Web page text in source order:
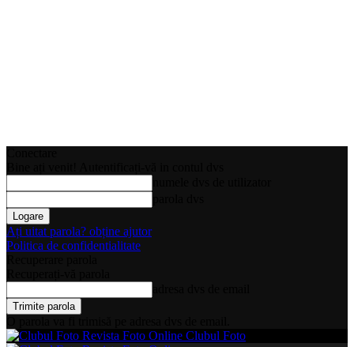
Ați uitat parola? obține ajutor
Politica de confidentialitate
Clubul Foto